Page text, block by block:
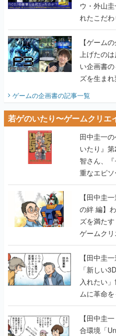
ウ・外山
れたこだ
画書】
【ゲーム
上げたの
い企画書
ズを生ま
ビュー】
ゲームの企画書の記事一覧
若ゲのいたり〜ゲームクリエ
田中圭一
いたり』
智さん、
重なエピ
【田中圭一
の絆 編】
ズを満た
ゲームク
【若ゲの
【田中圭
「新しい
入れたい
ムに革命
のいたり】
【田中圭
合環境「